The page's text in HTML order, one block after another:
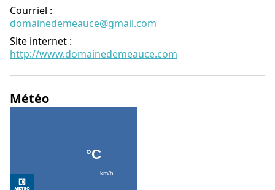
Courriel :
domainedemeauce@gmail.com
Site internet :
http://www.domainedemeauce.com
Météo